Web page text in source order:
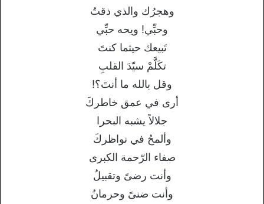
وهجرُك والذي ذقتُ
وحبِّي! ويحه حبِّي
تَبيعك حيثما كنتَ
تكَلَّمْ سيّدَ القلبِ
وقل بالله ما أنتَ؟!
أرى في عمق خاطركَ
جلالاً يشبه البحرا
وألمحُ في نواظركَ
صفاء الرّحمة الكبرى
وأنت رضىً وتقبيلُ
وأنت ضنىً وحرمانُ